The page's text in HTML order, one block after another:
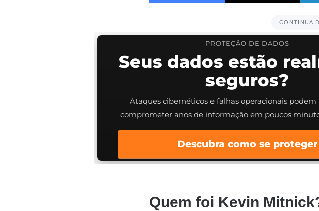
CONTINUA
PROTEÇÃO DE DADOS
Seus dados estão
seguros?
Ataques cibernéticos e falhas operacionais podem
comprometer anos de informação em poucos
Descubra como se proteger
Quem foi Kevin